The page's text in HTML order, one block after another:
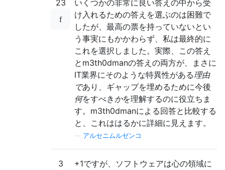
23
いくつかの非常に良い答えの中から受
け入れるための答えを選ぶのは困難で
したが、最高の票を持っていないとい
う事実にもかかわらず、私は最終的に
これを選択しました。実際、この答え
とm3th0dmanの答えの両方が、まさに
IT業界にそのような特異性がある理由
であり、ギャップを埋めるために今後
何をすべき かを理解するのに役立ちま
す。m3th0dmanによる回答と比較する
と、これははるかに詳細に見えます。
アルセニムルゼンコ
3
+1ですが、ソフトウェアは心の領域に